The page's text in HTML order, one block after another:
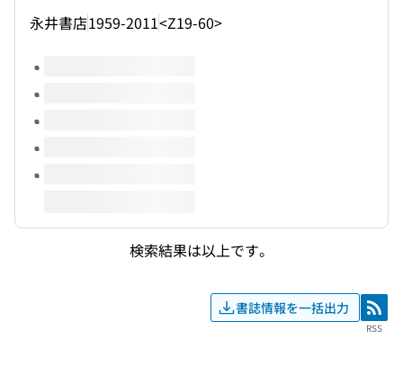
永井書店1959-2011<Z19-60>
このタイトルの巻号
検索結果は以上です。
書誌情報を一括出力 RSS
RSS